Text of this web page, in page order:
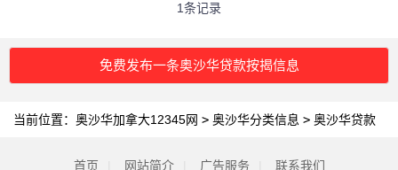
1条记录
免费发布一条奥沙华贷款按揭信息
当前位置： 奥沙华加拿大12345网 > 奥沙华分类信息 > 奥沙华贷款
首页 网站简介 广告服务 联系我们